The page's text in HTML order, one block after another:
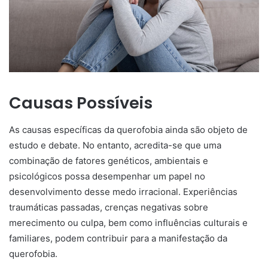
Causas Possíveis
As causas específicas da querofobia ainda são objeto de
estudo e debate. No entanto, acredita-se que uma
combinação de fatores genéticos, ambientais e
psicológicos possa desempenhar um papel no
desenvolvimento desse medo irracional. Experiências
traumáticas passadas, crenças negativas sobre
merecimento ou culpa, bem como influências culturais e
familiares, podem contribuir para a manifestação da
querofobia.